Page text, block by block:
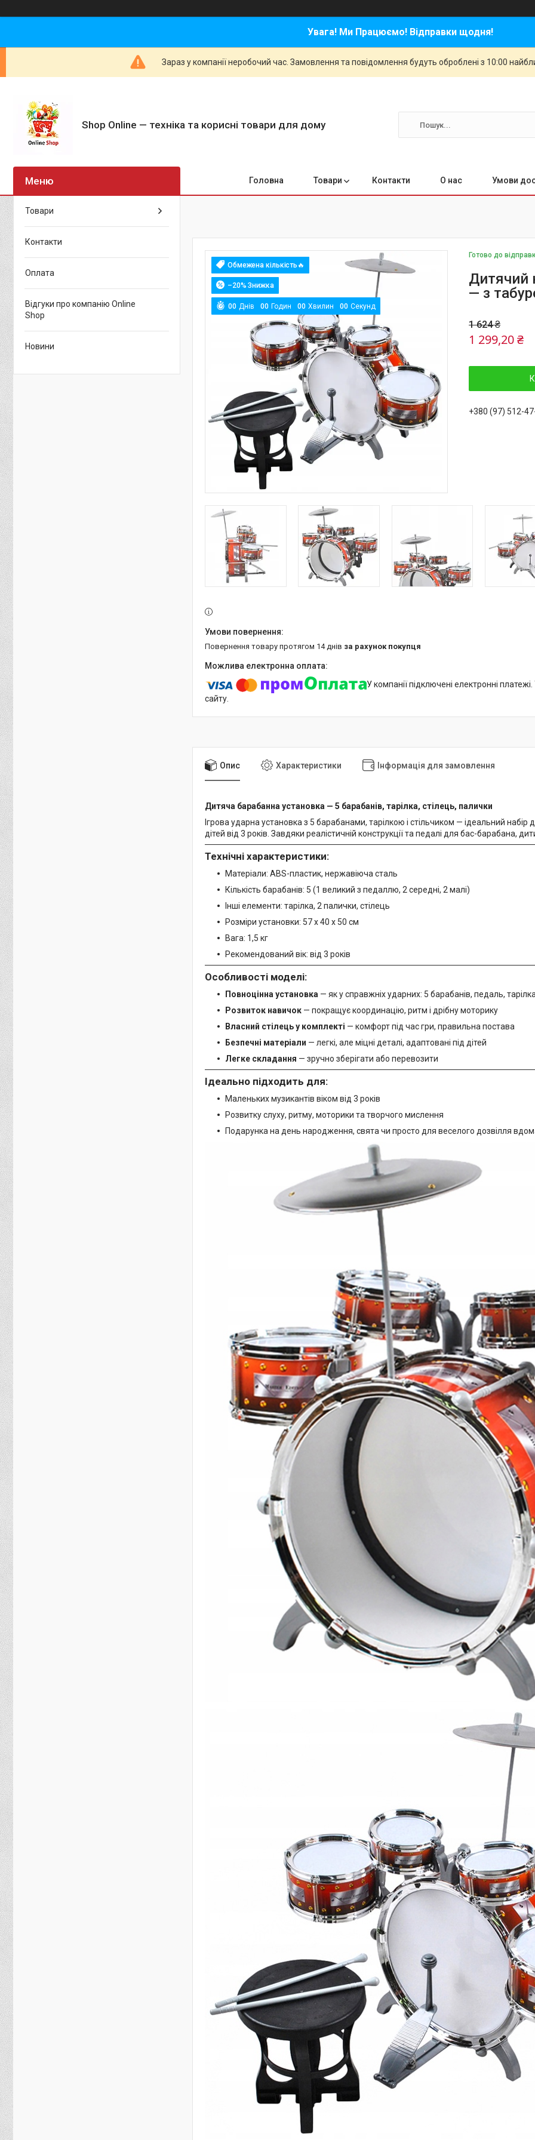
Увага! Ми Працюємо! Відправки щодня!
Зараз у компанії неробочий час. Замовлення та повідомлення будуть оброблені з 10:00
Shop Online — техніка та корисні товари для дому
Головна Товари Контакти О нас Умови
Обмежена кількість🔥
–20%
00 Днів 00 Годин 00 Хвилин 00 Секунд
Готово до
Дитячий
— з
1 624 ₴
1 299,20 ₴
+380 (97) 512-
повернення товару протягом 14 днів за рахунок покупця
У компанії підключені електронні
сайту.
Опис Характеристики Інформація для замовлення
Дитяча барабанна установка — 5 барабанів, тарілка, стілець, палички
Ігрова ударна установка з 5 барабанами, тарілкою і стільчиком — ідеальний
дітей від 3 років. Завдяки реалістичній конструкції та педалі для бас-барабана,
Технічні характеристики:
Матеріали: ABS-пластик, нержавіюча сталь
Кількість барабанів: 5 (1 великий з педаллю, 2 середні, 2 малі)
Інші елементи: тарілка, 2 палички, стілець
Розміри установки: 57 х 40 х 50 см
Вага: 1,5 кг
Рекомендований вік: від 3 років
Особливості моделі:
Повноцінна установка — як у справжніх ударних: 5 барабанів, педаль,
Розвиток навичок — покращує координацію, ритм і дрібну моторику
Власний стілець у комплекті — комфорт під час гри, правильна постава
Безпечні матеріали — легкі, але міцні деталі, адаптовані під дітей
Легке складання — зручно зберігати або перевозити
Ідеально підходить для:
Маленьких музикантів віком від 3 років
Розвитку слуху, ритму, моторики та творчого мислення
Подарунка на день народження, свята чи просто для веселого дозвілля
Товари
Контакти
Оплата
Відгуки про компанію Online
Shop
Новини